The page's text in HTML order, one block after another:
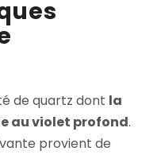
de quartz dont la
au violet profond.
provient de